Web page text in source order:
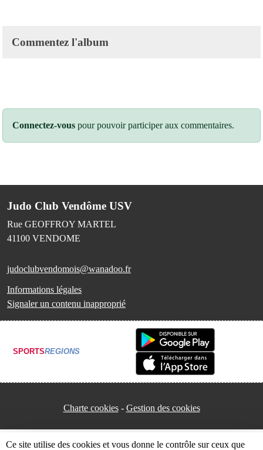
Commentez l'album
Connectez-vous pour pouvoir participer aux commentaires.
Judo Club Vendôme USV
Rue GEOFFROY MARTEL
41100 VENDOME
judoclubvendomois@wanadoo.fr
Informations légales
Signaler un contenu inapproprié
SPORTSREGIONS
Charte cookies Gestion des cookies
Ce site utilise des cookies et vous donne le contrôle sur ceux que